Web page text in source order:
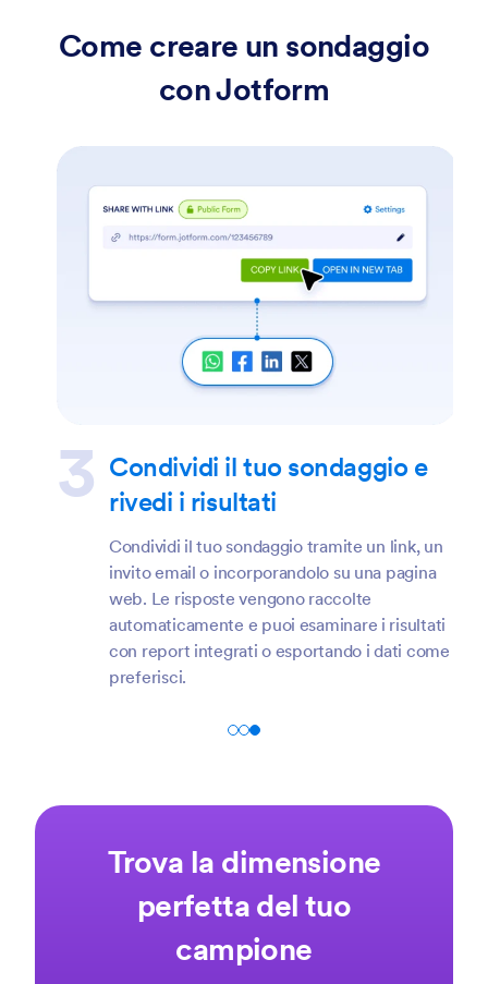
Come creare un sondaggio
con Jotform
Condividi il tuo sondaggio e
rivedi i risultati
Condividi il tuo sondaggio tramite un link, un
invito email o incorporandolo su una pagina
web. Le risposte vengono raccolte
automaticamente e puoi esaminare i risultati
con report integrati o esportando i dati come
preferisci.
Trova la dimensione
perfetta del tuo
campione